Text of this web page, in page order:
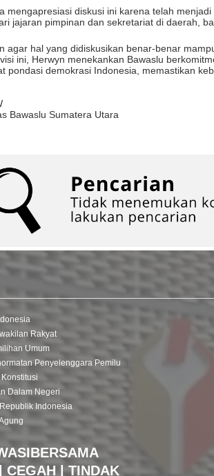
mengapresiasi diskusi ini karena telah
jajaran pimpinan dan sekretariat di daerah,
agar hal yang didiskusikan benar-benar
ini, Herwyn menekankan Bawaslu
pondasi demokrasi Indonesia, memastikan
Bawaslu Sumatera Utara
Rakyat
Umum
Penyelenggara Pemilu
Dalam Negeri
Indonesia
CEGAH | TINDAK